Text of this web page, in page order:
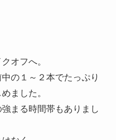
オフへ。
の１～２本でたっぷり
ました。
まる時間帯もありまし